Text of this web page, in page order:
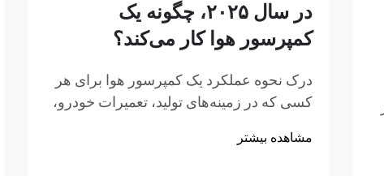
در سال ۲۰۲۵، چگونه یک
کمپرسور هوا کار می‌کند؟
درک نحوه عملکرد یک کمپرسور هوا برای هر
کسی که در زمینه‌های تولید، تعمیرات خودرو،
فعالیت می‌کند، ضروری است. کمپرسور هوا
مشاهده بیشتر